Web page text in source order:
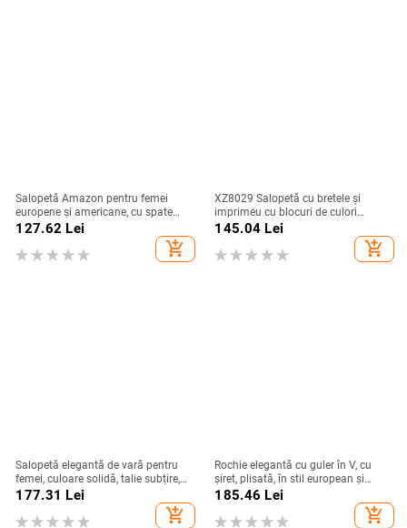
Salopetă Amazon pentru femei
europene și americane, cu spate
fără sling, sexy, slim, pentru yoga,
2024, primăvară și vară, nouă
127.62 Lei
add_shopping_cart
XZ8029 Salopetă cu bretele și
imprimeu cu blocuri de culori
pentru femei europene și
americane, cu mânecă scurtă și
fermoar
145.04 Lei
add_shopping_cart
Salopetă elegantă de vară pentru
femei, culoare solidă, talie subțire,
pentru comerț exterior
americane, elegantă, nouă
177.31 Lei
add_shopping_cart
Rochie elegantă cu guler în V, cu
șiret, plisată, în stil european și
american, 2025, cu model francez
transfrontalier, de culoare solidă, cu
guler în V și talie înaltă
185.46 Lei
add_shopping_cart